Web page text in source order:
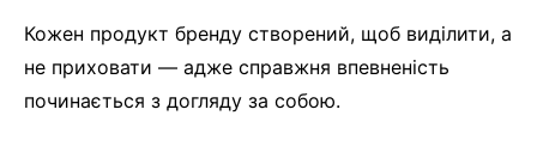
Кожен продукт бренду створений, щоб виділити, а
не приховати — адже справжня впевненість
починається з догляду за собою.